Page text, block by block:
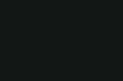
електричний,
на кілька простих